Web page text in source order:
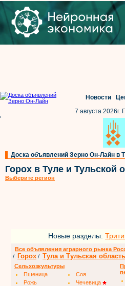
Новости
7 августа 2026г.
'
Доска объявлений Зерно Он-Лайн в
Горох в Туле и Тульской
Выберите регион
Новые разделы:
Все объявления аграрного рынка
/
Горох / Тула и Тульская область
Сельхозкультуры
Пшеница
Соя
Рожь
Чечевица